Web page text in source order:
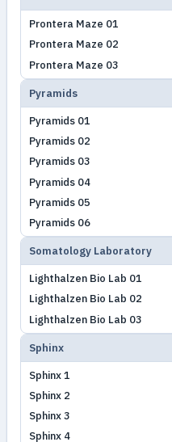
Prontera Maze 01
Prontera Maze 02
Prontera Maze 03
Pyramids
Pyramids 01
Pyramids 02
Pyramids 03
Pyramids 04
Pyramids 05
Pyramids 06
Somatology Laboratory
Lighthalzen Bio Lab 01
Lighthalzen Bio Lab 02
Lighthalzen Bio Lab 03
Sphinx
Sphinx 1
Sphinx 2
Sphinx 3
Sphinx 4